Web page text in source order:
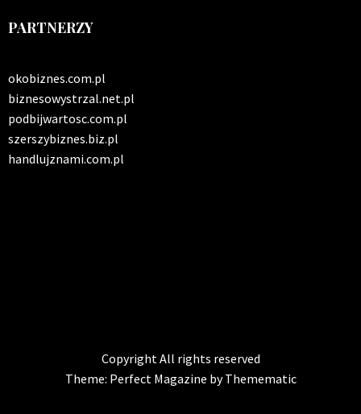
PARTNERZY
okobiznes.com.pl
biznesowystrzal.net.pl
podbijwartosc.com.pl
szerszybiznes.biz.pl
handlujznami.com.pl
Copyright All rights reserved
Theme: Perfect Magazine byThemematic